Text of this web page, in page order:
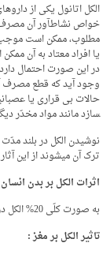
الکل اتانول یکی از
خواص نشاط­آور آن مصرف
مطلوب، ممکن است موجب
یا افراد معتاد به آن
در این صورت احتمال
وجود آید که قطع مصرف
سازد مانند مواد مخدّر
نوشیدن الکل در بلند
ترک آن می­شوند از این
اثرات الکل بر بدن انسان
به صورت کلّی 20% الکل در معده و 80% آن در روده­ی کوچک جذب بدن می­شود.
تاثیر الکل بر مغز :